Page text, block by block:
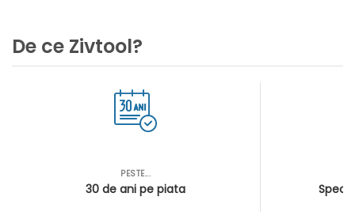
De ce Zivtool?
PESTE...
30 de ani pe piata